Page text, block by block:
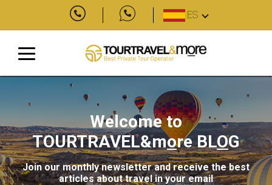
ES
Welcome to
TOURTRAVEL&moreBLOG
Join our monthly newsletter and receive the best
articles about travel in your email